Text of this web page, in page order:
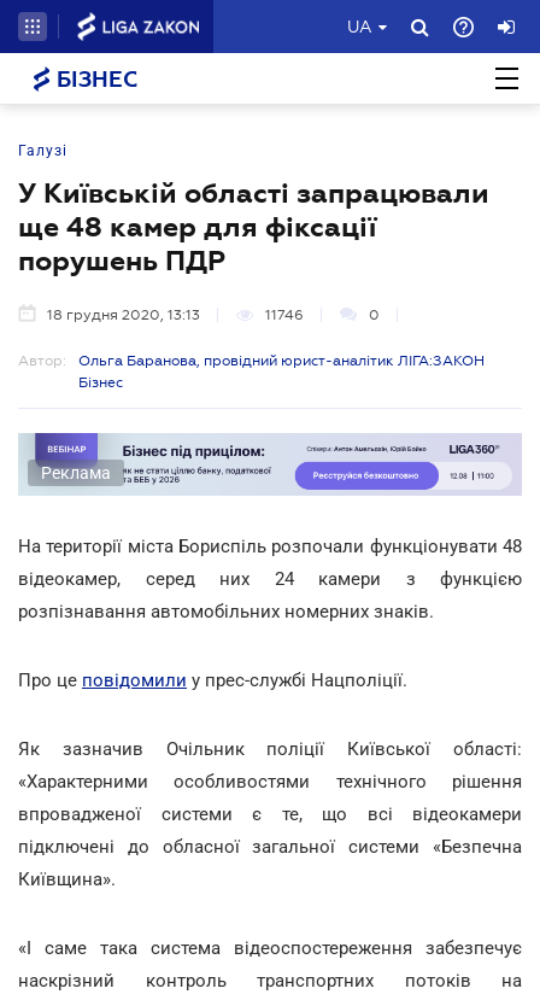
UA
БІЗНЕС
Галузі
У Київській області запрацювали
ще 48 камер для фіксації
порушень ПДР
18 грудня 2020, 13:13 11746 0
Автор:
Ольга Баранова, провідний юрист-аналітик ЛІГА:ЗАКОН
Бізнес
Реклама
На території міста Бориспіль розпочали функціонувати 48
відеокамер, серед них 24 камери з функцією
розпізнавання автомобільних номерних знаків.
Про це повідомили у прес-службі Нацполіції.
Як зазначив Очільник поліції Київської області:
«Характерними особливостями технічного рішення
впровадженої системи є те, що всі відеокамери
підключені до обласної загальної системи «Безпечна
Київщина».
«І саме така система відеоспостереження забезпечує
наскрізний контроль транспортних потоків на